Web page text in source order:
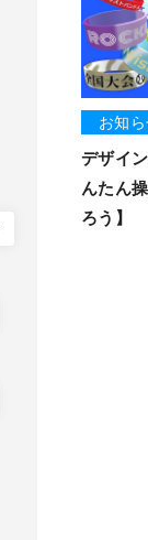
お知
デザイ
んたん
ろう】